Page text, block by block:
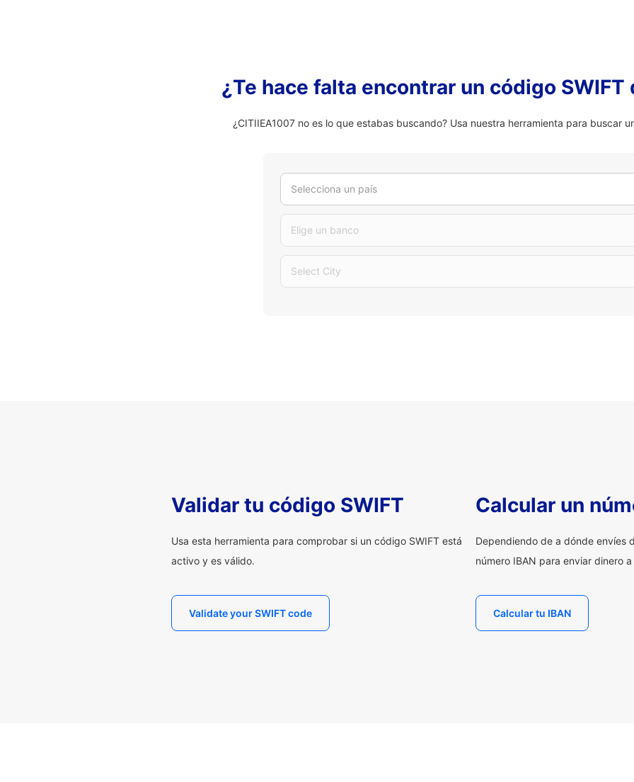
¿Te hace falta encontrar un código SWIFT
¿CITIIEA1007 no es lo que estabas buscando? Usa nuestra herramienta para buscar
Selecciona un país
Elige un banco
Select City
Validar tu código SWIFT
Usa esta herramienta para comprobar si un código SWIFT está
activo y es válido.
Validate your SWIFT code
Calcular un
Dependiendo de a dónde envíes
número IBAN para enviar dinero
Calcular tu IBAN